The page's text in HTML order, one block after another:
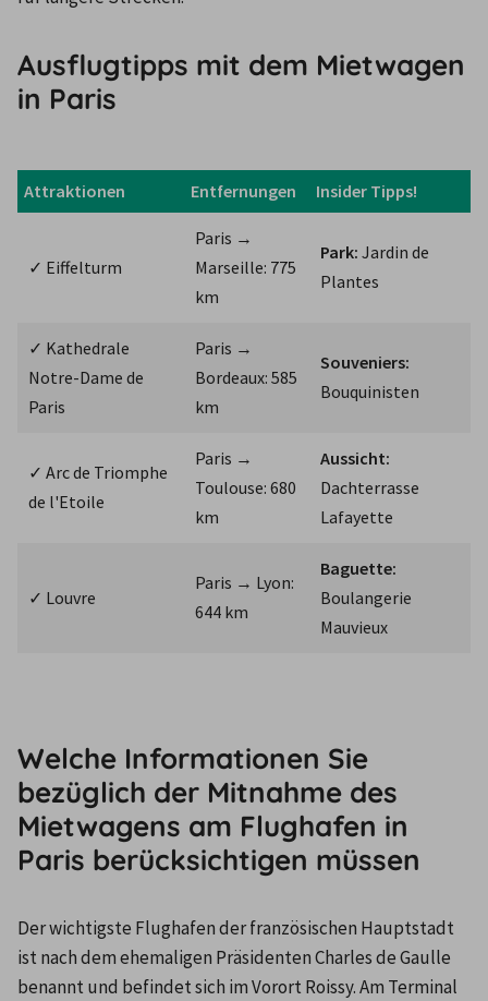
Ausflugtipps mit dem Mietwagen
in Paris
Attraktionen Entfernungen Insider Tipps!
✓ Eiffelturm
Paris →
Marseille: 775
km
Park: Jardin de
Plantes
✓ Kathedrale
Notre-Dame de
Paris
Paris →
Bordeaux: 585
km
Souveniers:
Bouquinisten
✓ Arc de Triomphe
de l'Etoile
Paris →
Toulouse: 680
km
Aussicht:
Dachterrasse
Lafayette
✓ Louvre
Paris → Lyon:
644 km
Baguette:
Boulangerie
Mauvieux
Welche Informationen Sie
bezüglich der Mitnahme des
Mietwagens am Flughafen in
Paris berücksichtigen müssen
Der wichtigste Flughafen der französischen Hauptstadt
ist nach dem ehemaligen Präsidenten Charles de Gaulle
benannt und befindet sich im Vorort Roissy. Am Terminal